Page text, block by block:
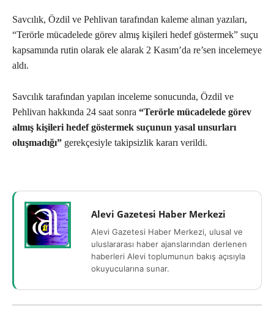
Savcılık, Özdil ve Pehlivan tarafından kaleme alınan yazıları,
“Terörle mücadelede görev almış kişileri hedef göstermek” suçu
kapsamında rutin olarak ele alarak 2 Kasım’da re’sen incelemeye
aldı.
Savcılık tarafından yapılan inceleme sonucunda, Özdil ve
Pehlivan hakkında 24 saat sonra “Terörle mücadelede görev
almış kişileri hedef göstermek suçunun yasal unsurları
oluşmadığı” gerekçesiyle takipsizlik kararı verildi.
Alevi Gazetesi Haber Merkezi
Alevi Gazetesi Haber Merkezi, ulusal ve
uluslararası haber ajanslarından derlenen
haberleri Alevi toplumunun bakış açısıyla
okuyucularına sunar.